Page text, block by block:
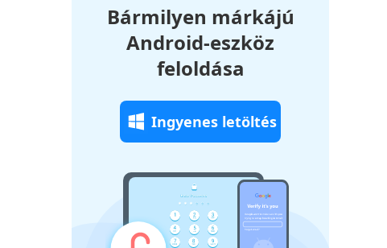
Bármilyen márkájú
Android-eszköz
feloldása
Ingyenes letöltés